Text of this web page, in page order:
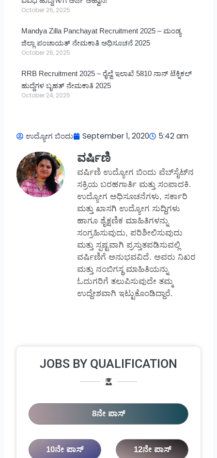
October 26, 2025
Mandya Zilla Panchayat Recruitment 2025 – ಮಂಡ್ಯ
ಜಿಲ್ಲಾ ಪಂಚಾಯತ್ ನೇಮಕಾತಿ ಅಧಿಸೂಚನೆ 2025
October 26, 2025
RRB Recruitment 2025 – ರೈಲ್ವೆ ಇಲಾಖೆ 5810 ನಾನ್ ಟೆಕ್ನಿಕಲ್
ಹುದ್ದೆಗಳ ಬೃಹತ್ ನೇಮಕಾತಿ 2025
October 24, 2025
ಉದ್ಯೋಗ ಬಿಂದು September 1, 2020 5:42 am
ವರ್ಷಿಣಿ
ವರ್ಷಿಣಿ ಉದ್ಯೋಗ ಬಿಂದು ವೆಬ್‌ಸೈಟ್‌ನ
ಸಕ್ರಿಯ ಬರಹಗಾರ್ತಿ ಮತ್ತು ಸಂಪಾದಕಿ.
ಉದ್ಯೋಗ ಅಧಿಸೂಚನೆಗಳು, ಸರ್ಕಾರಿ
ಮತ್ತು ಖಾಸಗಿ ಉದ್ಯೋಗ ಸುದ್ದಿಗಳು
ಹಾಗೂ ಶೈಕ್ಷಣಿಕ ಮಾಹಿತಿಗಳನ್ನು
ಸಂಗ್ರಹಿಸುವುದು, ಪರಿಶೀಲಿಸುವುದು
ಮತ್ತು ಸ್ಪಷ್ಟವಾಗಿ ಪ್ರಸ್ತುತಪಡಿಸುವಲ್ಲಿ
ವರ್ಷಿಣಿಗೆ ಅನುಭವವಿದೆ. ಅವರು ನಿಖರ
ಮತ್ತು ನಂಬಿಗಸ್ಥ ಮಾಹಿತಿಯನ್ನು
ಓದುಗರಿಗೆ ತಲುಪಿಸುವುದೇ ತಮ್ಮ
ಉದ್ದೇಶವಾಗಿ ಇಟ್ಟುಕೊಂಡಿದ್ದಾರೆ.
JOBS BY QUALIFICATION
8ನೇ ಪಾಸ್
10ನೇ ಪಾಸ್ 12ನೇ ಪಾಸ್